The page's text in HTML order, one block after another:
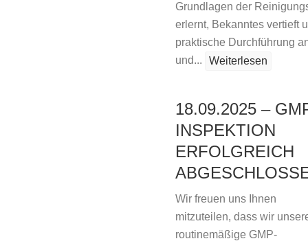
Grundlagen der
erlernt, Bekanntes vertieft
praktische Durchführung
und...
Weiterlesen
18.09.2025 –
INSPEKTION
ERFOLGREICH
Wir freuen uns Ihnen
mitzuteilen, dass wir
routinemäßige GMP-